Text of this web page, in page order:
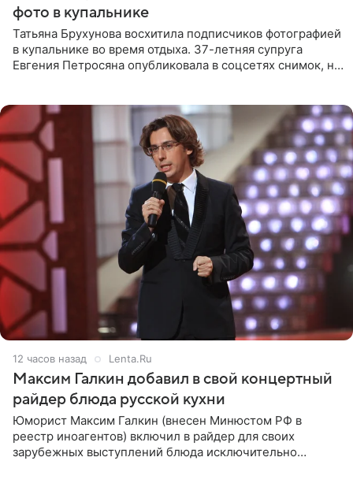
фото в купальнике
Татьяна Брухунова восхитила подписчиков фотографией
в купальнике во время отдыха. 37-летняя супруга
Евгения Петросяна опубликовала в соцсетях снимок, на
12 часов назад Lenta.Ru
Максим Галкин добавил в свой концертный
райдер блюда русской кухни
Юморист Максим Галкин (внесен Минюстом РФ в
реестр иноагентов) включил в райдер для своих
зарубежных выступлений блюда исключительно